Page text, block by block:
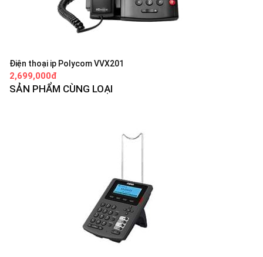
Điện thoại ip Polycom VVX201
2,699,000đ
SẢN PHẨM CÙNG LOẠI